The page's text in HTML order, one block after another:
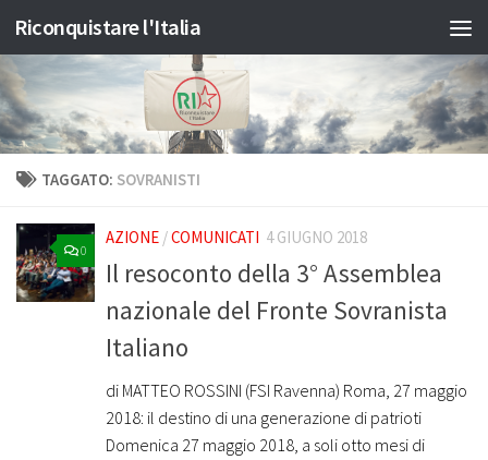
Salta al contenuto
Riconquistare l'Italia
TAGGATO: SOVRANISTI
0
AZIONE /COMUNICATI 4 GIUGNO 2018
Il resoconto della 3° Assemblea
nazionale del Fronte Sovranista
Italiano
di MATTEO ROSSINI (FSI Ravenna) Roma, 27 maggio
2018: il destino di una generazione di patrioti
Domenica 27 maggio 2018, a soli otto mesi di